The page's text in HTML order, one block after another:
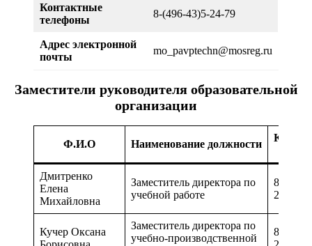
Контактные
телефоны
8-(496-43)5-24-79
Адрес электронной
почты
mo_pavptechn@mosreg.ru
Заместители руководителя образовательной
организации
Ф.И.О Наименование должности
Дмитренко
Елена
Михайловна
Заместитель директора по
учебной работе
8-(496-
24-79
Кучер Оксана
Заместитель директора по
учебно-производственной
8-(496-